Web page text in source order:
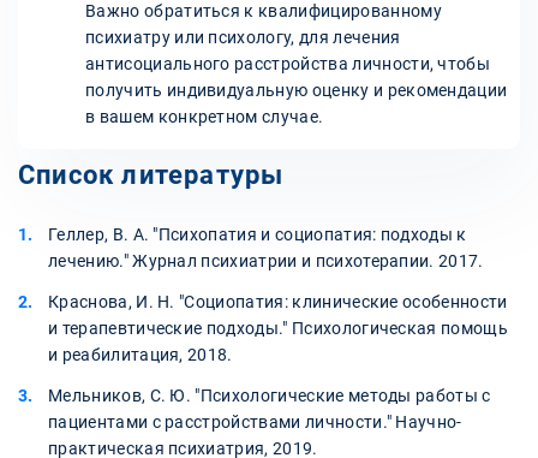
Важно обратиться к квалифицированному
психиатру или психологу, для лечения
антисоциального расстройства личности, чтобы
получить индивидуальную оценку и рекомендации
в вашем конкретном случае.
Список литературы
Геллер, В. А. "Психопатия и социопатия: подходы к
лечению." Журнал психиатрии и психотерапии. 2017.
Краснова, И. Н. "Социопатия: клинические особенности
и терапевтические подходы." Психологическая помощь
и реабилитация, 2018.
Мельников, С. Ю. "Психологические методы работы с
пациентами с расстройствами личности." Научно-
практическая психиатрия, 2019.